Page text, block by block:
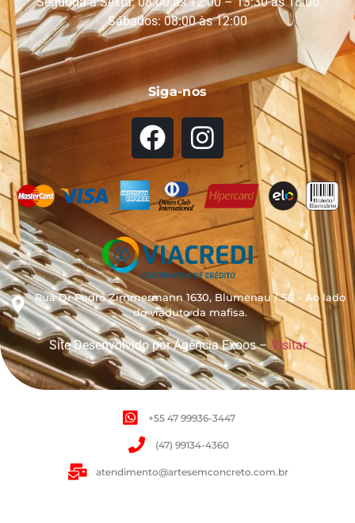
Sábados: 08:00 às 12:00
Siga-nos
Rua Dr Pedro Zimmermann 1630, Blumenau / SC - Ao lado
do viaduto da mafisa.
Site Desenvolvido por Agência Exoos –Visitar
+55 47 99936-3447
(47) 99134-4360
atendimento@artesemconcreto.com.br